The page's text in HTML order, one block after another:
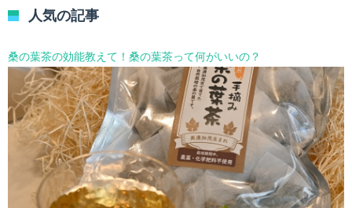
ー
選
択
人気の記事
桑の葉茶の効能教えて！桑の葉茶って何がいいの？